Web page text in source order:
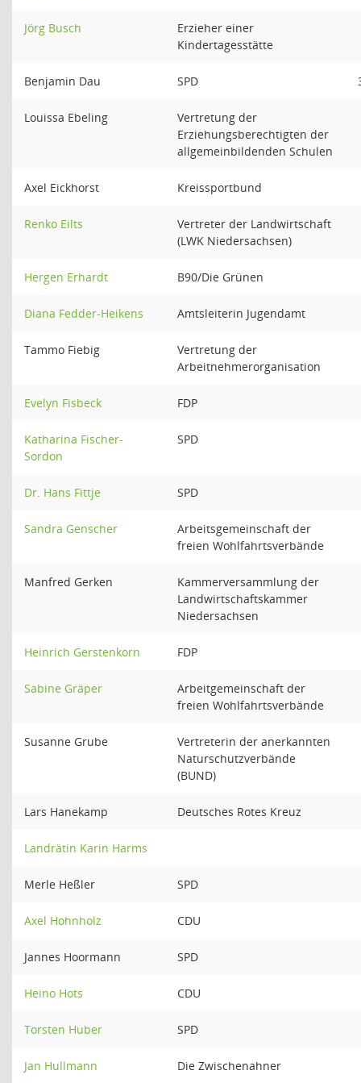
Jörg Busch
Erzieher einer
Kindertagesstätte
Benjamin Dau SPD
Louissa Ebeling
Vertretung der
Erziehungsberechtigten der
allgemeinbildenden Schulen
Axel Eickhorst Kreissportbund
Renko Eilts
Vertreter der Landwirtschaft
(LWK Niedersachsen)
Hergen Erhardt B90/Die Grünen
Diana Fedder-Heikens Amtsleiterin Jugendamt
Tammo Fiebig
Vertretung der
Arbeitnehmerorganisation
Evelyn Fisbeck FDP
Katharina Fischer-
Sordon
SPD
Dr. Hans Fittje SPD
Sandra Genscher
Arbeitsgemeinschaft der
freien Wohlfahrtsverbände
Manfred Gerken
Kammerversammlung der
Landwirtschaftskammer
Niedersachsen
Heinrich Gerstenkorn FDP
Sabine Gräper
Arbeitgemeinschaft der
freien Wohlfahrtsverbände
Susanne Grube
Vertreterin der anerkannten
Naturschutzverbände
(BUND)
Lars Hanekamp Deutsches Rotes Kreuz
Landrätin Karin Harms
Merle Heßler SPD
Axel Hohnholz CDU
Jannes Hoormann SPD
Heino Hots CDU
Torsten Huber SPD
Jan Hullmann Die Zwischenahner